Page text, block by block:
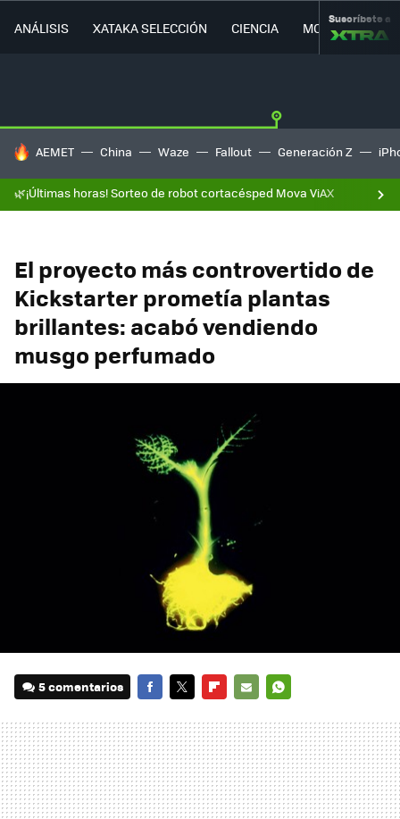
ANÁLISIS XATAKA SELECCIÓN CIENCIA MOVILIDAD
Suscríbete a
HOY SE HABLA DE
AEMET China Waze Fallout Generación Z
🌿¡Últimas horas! Sorteo de robot cortacésped Mova ViAX
El proyecto más controvertido de
Kickstarter prometía plantas
brillantes: acabó vendiendo
musgo perfumado
5 comentarios
MAIL